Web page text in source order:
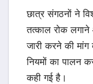
छात्र संगठनों ने
तत्काल रोक लगाने
जारी करने की
नियमों का पालन
कही गई है।